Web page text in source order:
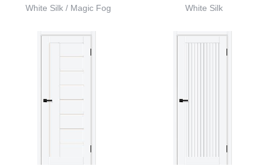
White Silk / Magic Fog White Silk